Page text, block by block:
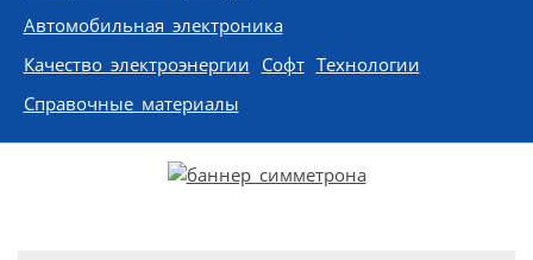
Автомобильная электроника
Качество электроэнергии Софт Технологии
Справочные материалы